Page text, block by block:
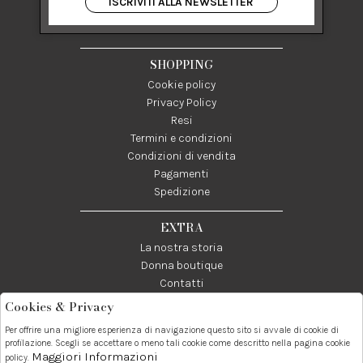
84122 Salerno Italia
P IVA 03024950655
SHOPPING
Cookie policy
Privacy Policy
Resi
Termini e condizioni
Condizioni di vendita
Pagamenti
Spedizione
EXTRA
La nostra storia
Donna boutique
Contatti
Telefono:
089237858
Whatsapp:
3338855601
Contatti:
info@donna1981.it
Cookies & Privacy
Per offrire una migliore esperienza di navigazione questo sito si avvale di cookie di
profilazione. Scegli se accettare o meno tali cookie come descritto nella pagina cookie
policy. Maggiori Informazioni